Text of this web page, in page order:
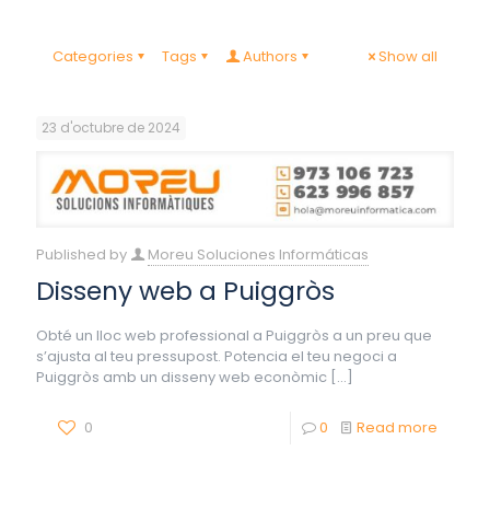
Categories Tags Authors Show all
23 d'octubre de 2024
Published by Moreu Soluciones Informáticas
Disseny web a Puiggròs
Obté un lloc web professional a Puiggròs a un preu que
s’ajusta al teu pressupost. Potencia el teu negoci a
Puiggròs amb un disseny web econòmic […]
0 0 Read more